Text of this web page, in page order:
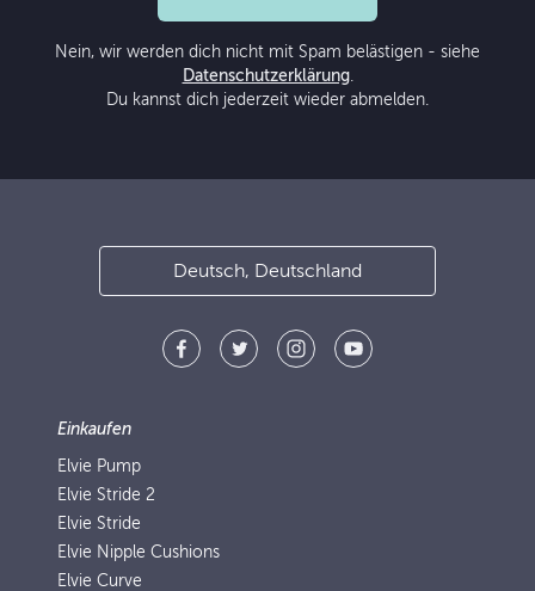
Nein, wir werden dich nicht mit Spam belästigen - siehe
Datenschutzerklärung.
Du kannst dich jederzeit wieder abmelden.
Deutsch, Deutschland
Einkaufen
Elvie Pump
Elvie Stride 2
Elvie Stride
Elvie Nipple Cushions
Elvie Curve